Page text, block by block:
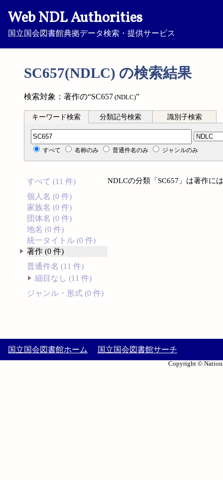
Web NDL Authorities
国立国会図書館典拠データ検索・提供サービス
SC657(NDLC) の検索結果
検索対象：著作の“SC657 (NDLC)”
キーワード検索 分類記号検索 識別子検索
分類記号検索
すべて 名称のみ 普通件名のみ ジャンルのみ
すべて (11 件)
個人名 (0 件)
家族名 (0 件)
団体名 (0 件)
地名 (0 件)
統一タイトル (0 件)
著作 (0 件)
普通件名 (11 件)
細目なし (11 件)
ジャンル・形式 (0 件)
NDLCの分類「SC657」は著作に
国立国会図書館ホーム 国立国会図書館サーチ
Copyright ©